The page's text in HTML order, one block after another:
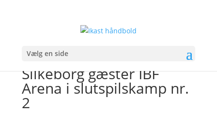
Vælg en side
Silkeborg gæster IBF
Arena i slutspilskamp nr.
2